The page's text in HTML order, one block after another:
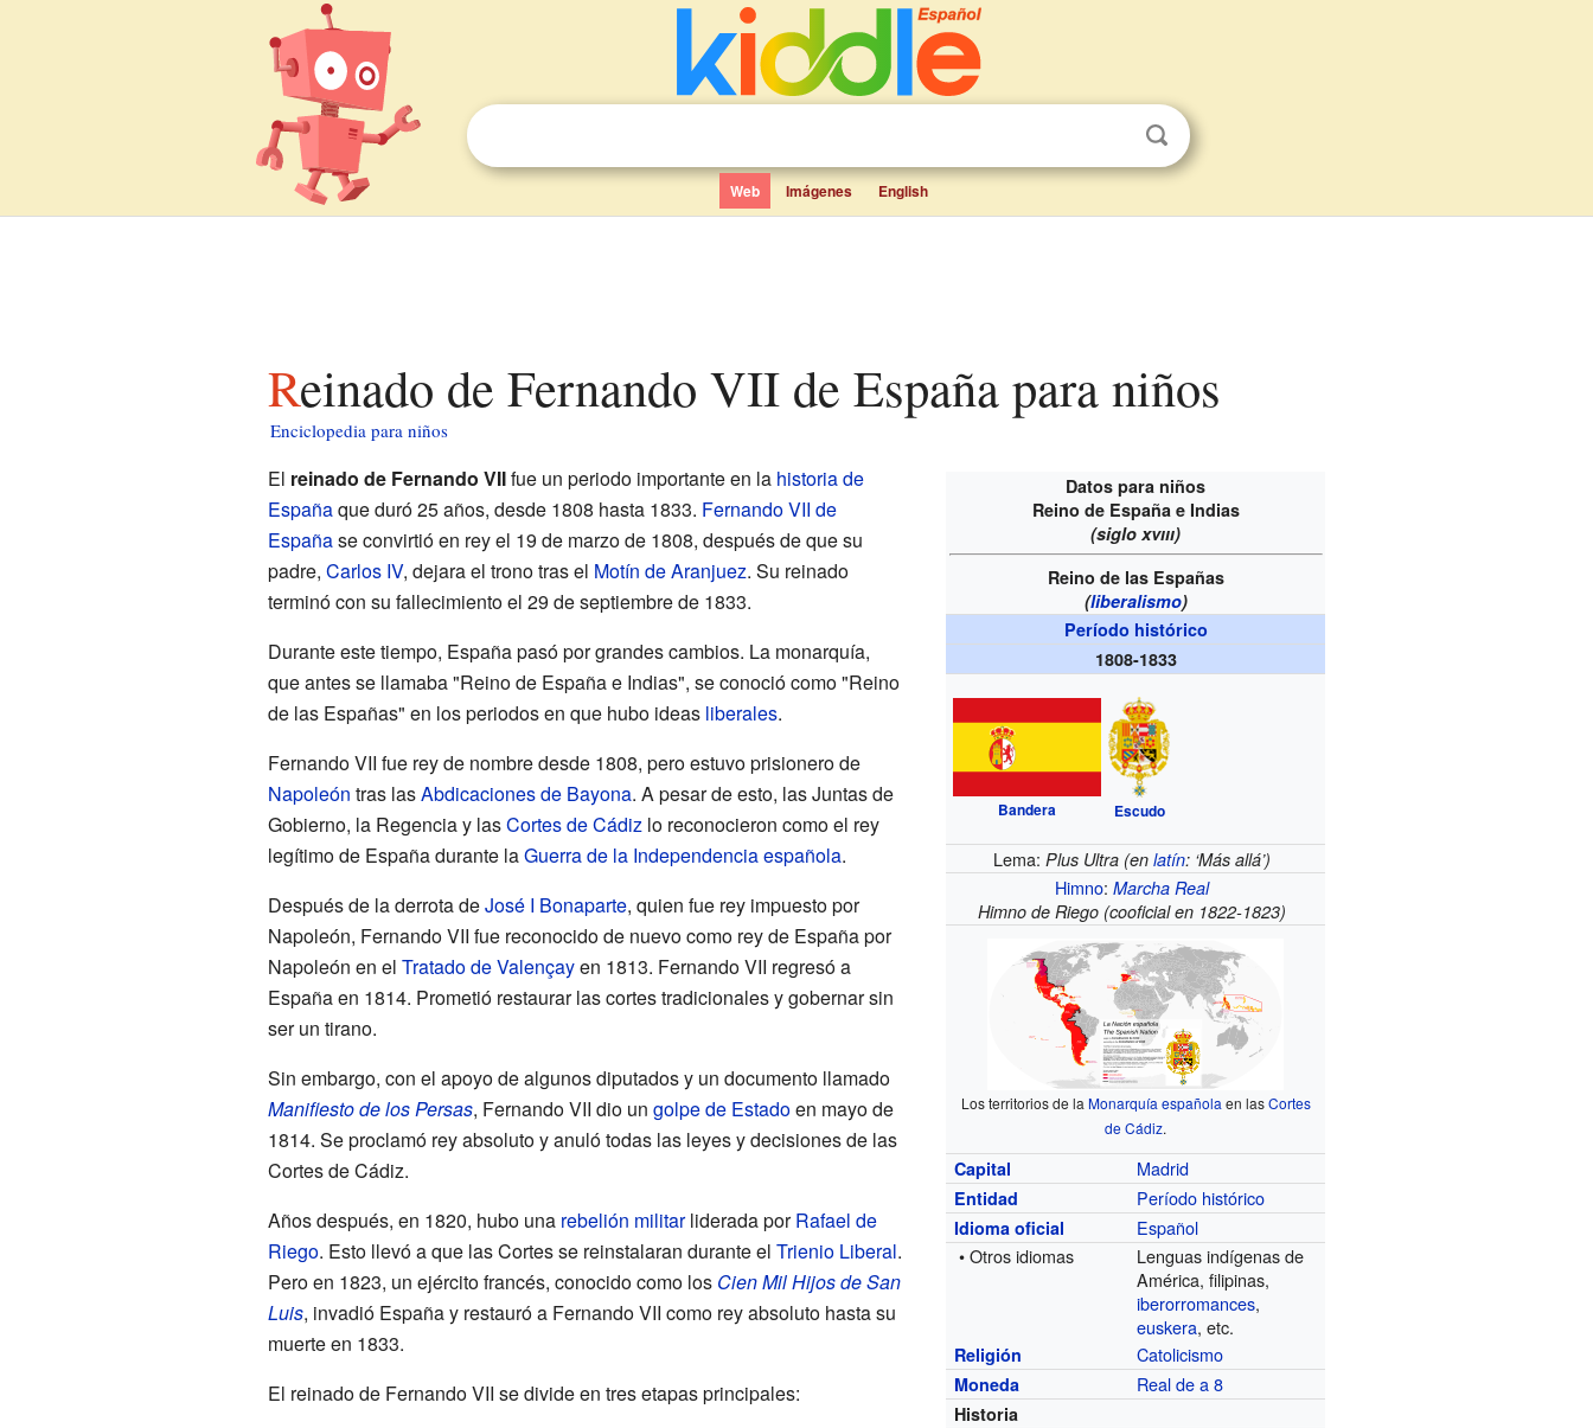
Web Imágenes English
Reinado de Fernando VII de España para niños
Enciclopedia para niños
Datos para niños
Reino de España e Indias
(sigloxviii)
Reino de las Españas
(liberalismo)
Período histórico
1808-1833
Bandera Escudo
Lema:Plus Ultra (enlatín: ‘Más allá’)
Himno:Marcha Real
Himno de Riego (cooficial en 1822-1823)
Los territorios de la Monarquía española en lasCortes
de Cádiz.
Capital Madrid
Entidad Período histórico
Idioma oficial
Español
• Otros idiomas
Lenguas indígenas de
América, filipinas,
iberorromances,
euskera, etc.
Religión Catolicismo
Moneda Real de a 8
Historia
El reinado de Fernando VIIfue un periodo importante en la historia de
Españaque duró 25 años, desde 1808 hasta 1833. Fernando VII de
Españase convirtió en rey el 19 de marzo de 1808, después de que su
padre, Carlos IV, dejara el trono tras el Motín de Aranjuez. Su reinado
terminó con su fallecimiento el 29 de septiembre de 1833.
Durante este tiempo, España pasó por grandes cambios. La monarquía,
que antes se llamaba "Reino de España e Indias", se conoció como "Reino
de las Españas" en los periodos en que hubo ideas liberales.
Fernando VII fue rey de nombre desde 1808, pero estuvo prisionero de
Napoleón tras lasAbdicaciones de Bayona. A pesar de esto, las Juntas de
Gobierno, la Regencia y lasCortes de Cádizlo reconocieron como el rey
legítimo de España durante laGuerra de la Independencia española.
Después de la derrota deJosé I Bonaparte, quien fue rey impuesto por
Napoleón, Fernando VII fue reconocido de nuevo como rey de España por
Napoleón en el Tratado de Valençayen 1813. Fernando VII regresó a
España en 1814. Prometió restaurar las cortes tradicionales y gobernar sin
ser un tirano.
Sin embargo, con el apoyo de algunos diputados y un documento llamado
Manifiesto de los Persas, Fernando VII dio un golpe de Estadoen mayo de
1814. Se proclamó rey absoluto y anuló todas las leyes y decisiones de las
Cortes de Cádiz.
Años después, en 1820, hubo una rebelión militarliderada porRafael de
Riego. Esto llevó a que las Cortes se reinstalaran durante el Trienio Liberal.
Pero en 1823, un ejército francés, conocido como los Cien Mil Hijos de San
Luis, invadió España y restauró a Fernando VII como rey absoluto hasta su
muerte en 1833.
El reinado de Fernando VII se divide en tres etapas principales: